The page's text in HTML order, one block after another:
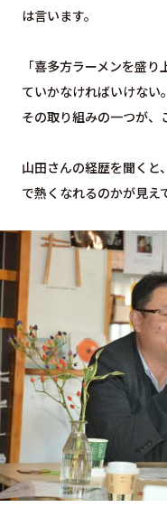
は言います。
「喜多方ラーメンを盛
ていかなければいけない。
その取り組みの一つが、
山田さんの経歴を聞くと
で熱くなれるのかが見え